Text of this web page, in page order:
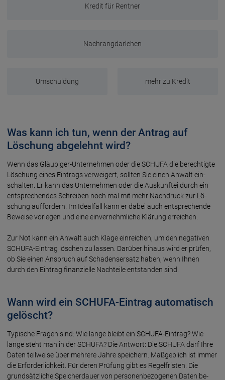
Kredit für Rentner
Nachrangdarlehen
Umschuldung mehr zu Kredit
Was kann ich tun, wenn der Antrag auf
Löschung abgelehnt wird?
Wenn das Gläubiger-Unternehmen oder die SCHUFA die be­rech­tig­te
Lö­schung eines Ein­trags ver­wei­gert, sollten Sie einen An­walt ein­
schal­ten. Er kann das Un­ter­neh­men oder die Aus­kunf­tei durch ein
ent­sprech­en­des Schrei­ben noch mal mit mehr Nach­druck zur Lö­
schung auf­for­dern. Im Ideal­fall kann er dabei auch ent­sprech­ende
Be­weise vor­le­gen und eine ein­ver­nehm­liche Klä­rung erreichen.
Zur Not kann ein Anwalt auch Klage ein­rei­chen, um den ne­ga­ti­ven
SCHUFA-Eintrag lö­schen zu lassen. Da­rü­ber hinaus wird er prü­fen,
ob Sie einen An­spruch auf Scha­dens­er­satz haben, wenn Ihnen
durch den Ein­trag fi­nan­ziel­le Nach­tei­le ent­stan­den sind.
Wann wird ein SCHUFA-Eintrag automatisch
gelöscht?
Typische Fragen sind: Wie lange bleibt ein SCHUFA-Eintrag? Wie
lange steht man in der SCHUFA? Die Ant­wort: Die SCHUFA darf Ihre
Da­ten teil­weise über mehre­re Jah­re spei­chern. Maß­geb­lich ist immer
die Erforder­lich­keit. Für deren Prü­fung gibt es Re­gel­fris­ten. Die
grund­sätz­liche Spei­cher­dau­er von per­sonen­bezo­genen Da­ten be­